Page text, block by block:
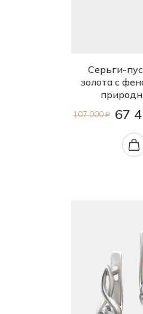
Серьги-
золота с
107 000 ₽ 67